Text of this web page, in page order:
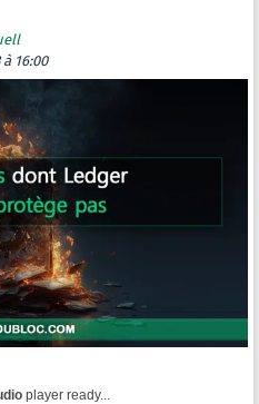
16:00
player ready...